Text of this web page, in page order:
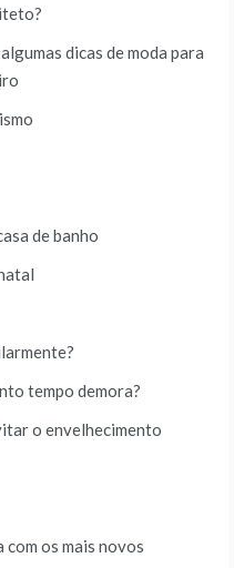
dicas de moda para
de banho
tempo demora?
o envelhecimento
os mais novos